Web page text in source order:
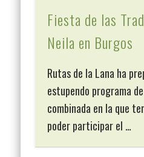
Fiesta de las
Neila en Burgos
Rutas de la Lana ha
estupendo programa
combinada en la que
poder participar el …